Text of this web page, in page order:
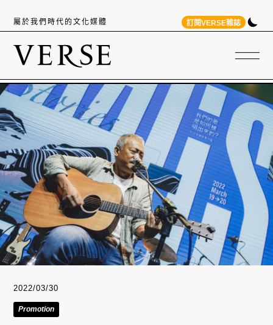
屬於我們時代的文化媒體 訂閱VERSE雜誌
2022/03/30
Promotion